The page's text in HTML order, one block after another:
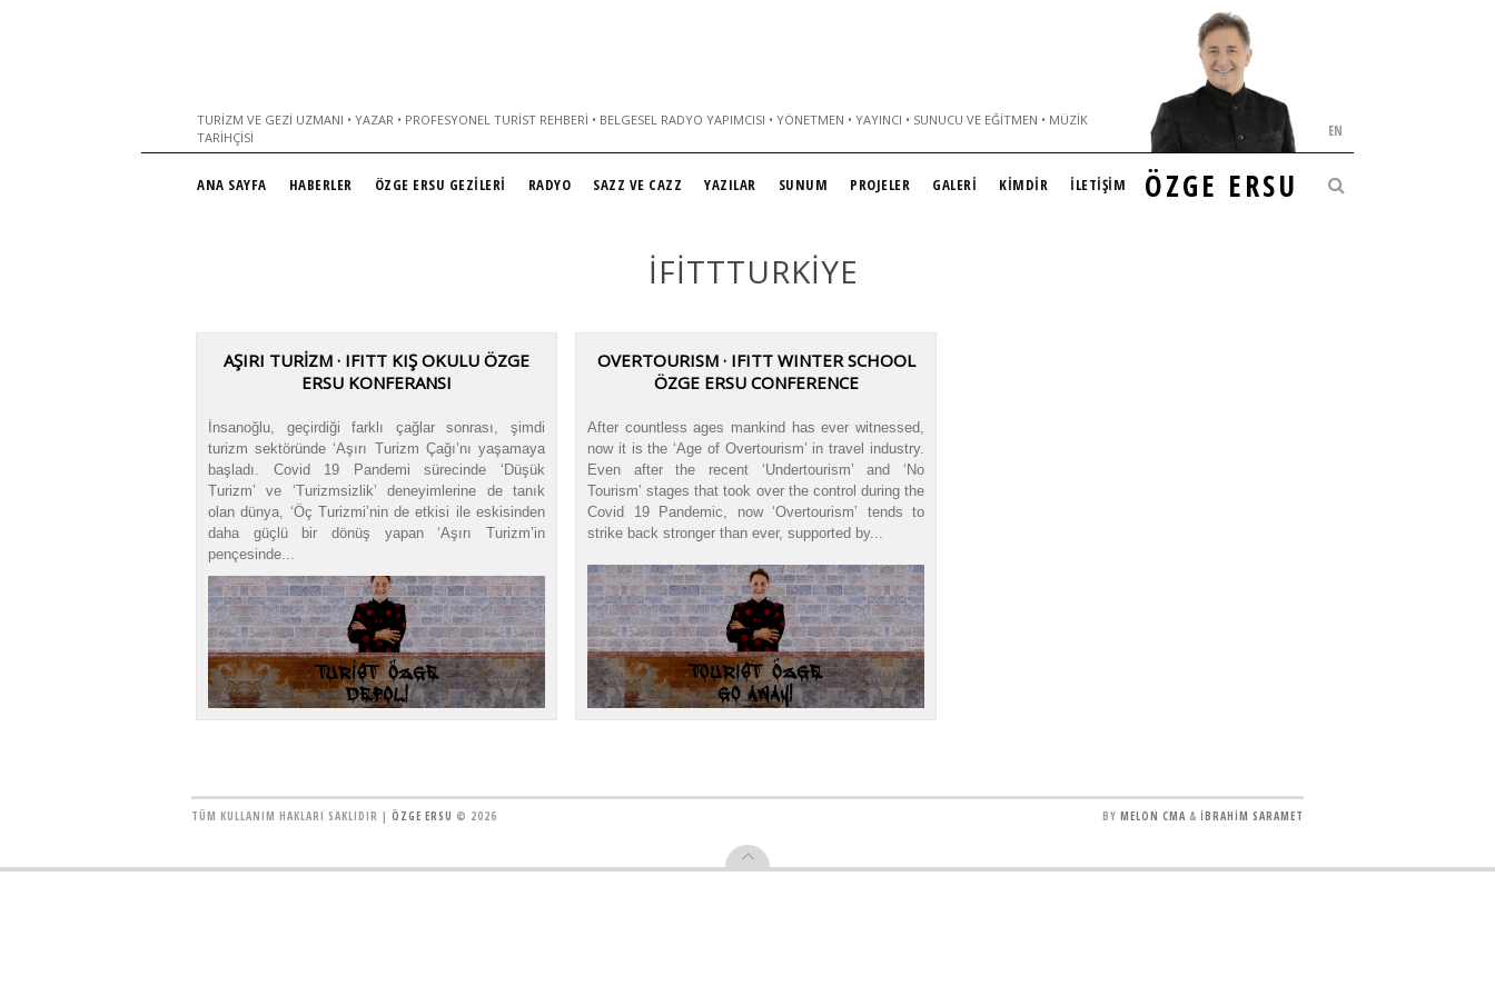
TURIZM VE GEZI UZMANI • YAZAR • PROFESYONEL TURIST REHBERI • BELGESEL RADYO YAPIMCISI • YÖNETMEN • YAYINCI • SUNUCU VE EĞITMEN • MÜZIK
TARIHÇISI
ÖZGE ERSU
EN
ANA SAYFA HABERLER ÖZGE ERSU GEZİLERİ RADYO SAZZ VE CAZZ YAZILAR SUNUM PROJELER GALERİ KİMDİR İLETİŞİM
IFITTTURKIYE
AŞIRI TURİZM · IFITT KIŞ OKULU ÖZGE
ERSU KONFERANSI
İnsanoğlu, geçirdiği farklı çağlar sonrası, şimdi
turizm sektöründe ‘Aşırı Turizm Çağı’nı yaşamaya
başladı. Covid 19 Pandemi sürecinde ‘Düşük
Turizm’ ve ‘Turizmsizlik’ deneyimlerine de tanık
olan dünya, ‘Öç Turizmi’nin de etkisi ile eskisinden
daha güçlü bir dönüş yapan ‘Aşırı Turizm’in
pençesinde...
OVERTOURISM · IFITT WINTER SCHOOL
ÖZGE ERSU CONFERENCE
After countless ages mankind has ever witnessed,
now it is the ‘Age of Overtourism’ in travel industry.
Even after the recent ‘Undertourism’ and ‘No
Tourism’ stages that took over the control during the
Covid 19 Pandemic, now ‘Overtourism’ tends to
strike back stronger than ever, supported by...
TÜM KULLANIM HAKLARI SAKLIDIR | ÖZGE ERSU © 2026 BY MELON CMA & İBRAHİM SARAMET